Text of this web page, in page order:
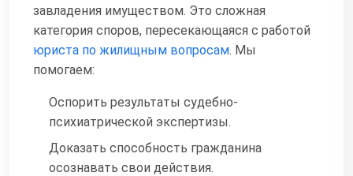
завладения имуществом. Это сложная
категория споров, пересекающаяся с работой
юриста по жилищным вопросам. Мы
помогаем:
Оспорить результаты судебно-
психиатрической экспертизы.
Доказать способность гражданина
осознавать свои действия.